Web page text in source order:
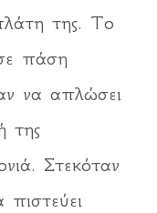
της. Το
πάση
να απλώσει
της
Στεκόταν
πιστεύει